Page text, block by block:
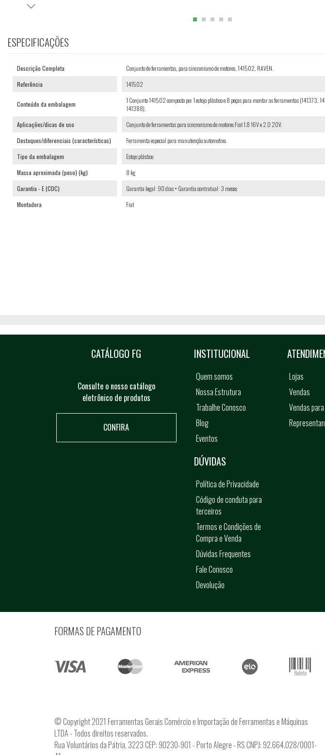
ESPECIFICAÇÕES
Descrição Completa
Conjunto de ferramentas, para sincronismo de motores, 141502, RAVEN.
Referência
141502
Conteúdo da embalagem
1 Conjunto 141502 composto por 1 estojo plástico e 8 peças para montar as ferramentas (141373,
141388).
Aplicações/dicas de uso
Conjunto de ferramentas para sincronismo de motores Fiat 1.8 16V e 2.0 20V.
Destaques/diferenciais (características)
Ferramenta especial para manutenção automotiva.
Tipo da embalagem
Estojo plástico
Massa aproximada (peso) (kg)
8 kg
Garantia - E (CDC)
Garantia legal: 90 dias + Garantia contratual: 3 meses
Montadora
Fiat
CATÁLOGO FG
Consulte o nosso catálogo
eletrônico de produtos
CONFIRA
INSTITUCIONAL
Quem somos
Nossa Estrutura
Trabalhe Conosco
Blog
Eventos
Lojas
Vendas
Vendas
DÚVIDAS
Política de Privacidade
Código de conduta para
terceiros
Termos e Condições de
Compra e Venda
Dúvidas Frequentes
Fale Conosco
Devolução
FORMAS DE PAGAMENTO
© Copyright 2021 Ferramentas Gerais Comércio e Importação de Ferramentas e Máquinas
LTDA - Todos direitos reservados.
Rua Voluntários da Pátria, 3223 CEP: 90230-901 - Porto Alegre - RS CNPJ: 92.664.028/0001-